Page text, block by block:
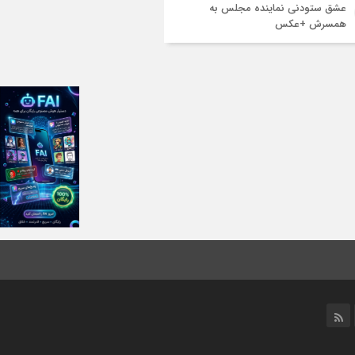
عشق ستودنی نماینده مجلس به
همسرش +عکس